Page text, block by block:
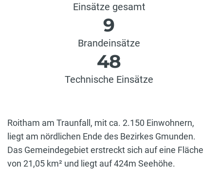
Einsätze gesamt
9
Brandeinsätze
48
Technische Einsätze
Roitham am Traunfall, mit ca. 2.150 Einwohnern,
liegt am nördlichen Ende des Bezirkes Gmunden.
Das Gemeindegebiet erstreckt sich auf eine Fläche
von 21,05 km² und liegt auf 424m Seehöhe.